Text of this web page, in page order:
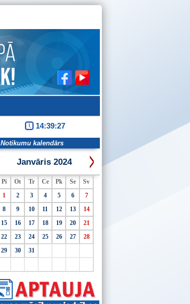
14:39:28
Notikumu kalendārs
Janvāris 2024
Pi Ot Tr Ce Pk Se
Sv
1
2 3 4 5 6
7
8
9 10 11 12 13
14
15
16 17 18 19 20
21
22
23 24 25 26 27
28
29
30 31